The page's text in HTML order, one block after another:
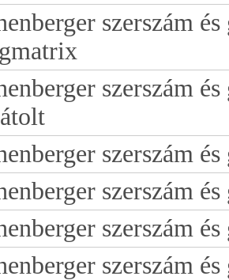
szerszám
szerszám
szerszám
szerszám
szerszám
szerszám